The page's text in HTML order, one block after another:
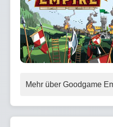
Mehr über Goodgame